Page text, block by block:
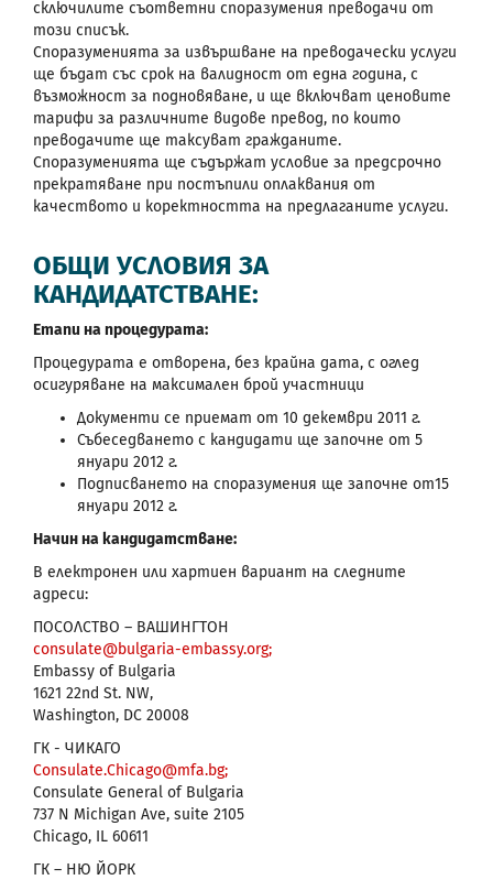
сключилите съответни споразумения преводачи от
този списък.
Споразуменията за извършване на преводачески услуги
ще бъдат със срок на валидност от една година, с
възможност за подновяване, и ще включват ценовите
тарифи за различните видове превод, по които
преводачите ще таксуват гражданите.
Споразуменията ще съдържат условие за предсрочно
прекратяване при постъпили оплаквания от
качеството и коректността на предлаганите услуги.
ОБЩИ УСЛОВИЯ ЗА
КАНДИДАТСТВАНЕ:
Етапи на процедурата:
Процедурата е отворена, без крайна дата, с оглед
осигуряване на максимален брой участници
Документи се приемат от 10 декември 2011 г.
Събеседването с кандидати ще започне от 5
януари 2012 г.
Подписването на споразумения ще започне от15
януари 2012 г.
Начин на кандидатстване:
В електронен или хартиен вариант на следните
адреси:
ПОСОЛСТВО – ВАШИНГТОН
consulate@bulgaria-embassy.org;
Embassy of Bulgaria
1621 22nd St. NW,
Washington, DC 20008
ГК - ЧИКАГО
Consulate.Chicago@mfa.bg;
Consulate General of Bulgaria
737 N Michigan Ave, suite 2105
Chicago, IL 60611
ГК – НЮ ЙОРК